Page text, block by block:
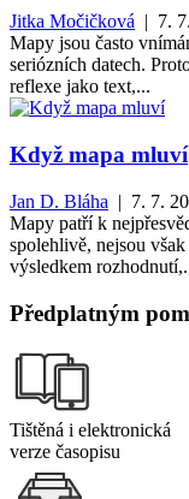
Jitka Močičková | 7.
Mapy jsou často
seriózních datech.
reflexe jako text,...
Když mapa mluví
Jan D. Bláha | 7. 7.
Mapy patří k
spolehlivě, nejsou
výsledkem
Předplatným
Tištěná i elektronická
verze časopisu